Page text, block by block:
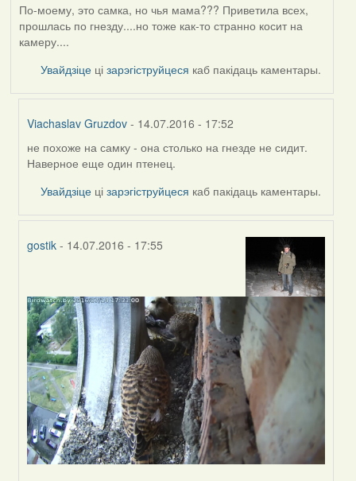
По-моему, это самка, но чья мама??? Приветила всех,
прошлась по гнезду....но тоже как-то странно косит на
камеру....
Увайдзіце цізарэгіструйцеся каб пакідаць каментары.
Viachaslav Gruzdov - 14.07.2016 - 17:52
In
reply
Жанна
не похоже на самку - она столько на гнезде не сидит.
Наверное еще один птенец.
Увайдзіце цізарэгіструйцеся каб пакідаць каментары.
gostik - 14.07.2016 - 17:55
to
by
Жанна
(госць)